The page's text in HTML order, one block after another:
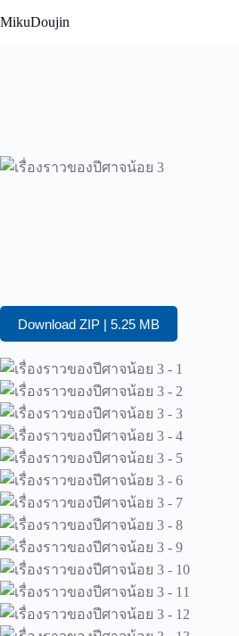
to
MikuDoujin
Download ZIP | 5.25 MB